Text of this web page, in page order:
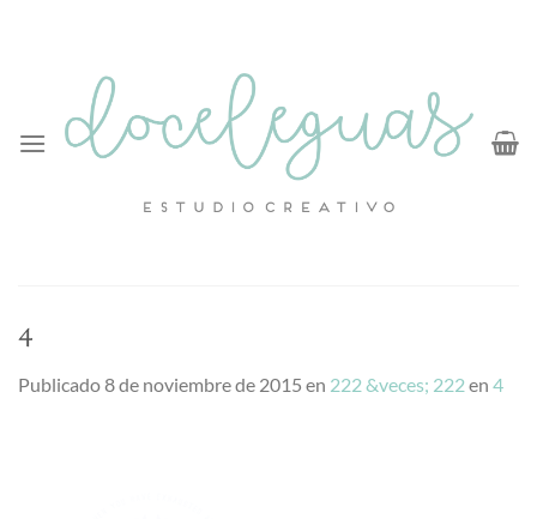
4
Publicado8 de noviembre de 2015 en 222 &veces; 222 en 4